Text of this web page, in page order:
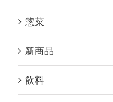
惣菜
新商品
飲料